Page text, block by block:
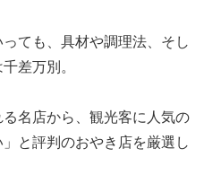
ても、具材や調理法、そし
差万別。
名店から、観光客に人気の
と評判のおやき店を厳選し